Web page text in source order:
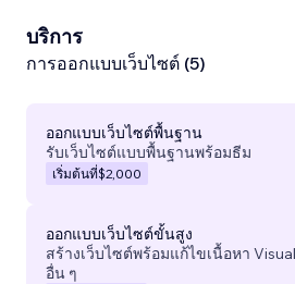
บริการ
การออกแบบเว็บไซต์ (5)
ออกแบบเว็บไซต์พื้นฐาน
รับเว็บไซต์แบบพื้นฐานพร้อมธีม
เริ่มต้นที่$2,000
ออกแบบเว็บไซต์ขั้นสูง
สร้างเว็บไซต์พร้อมแก้ไขเนื้อหา
อื่น ๆ